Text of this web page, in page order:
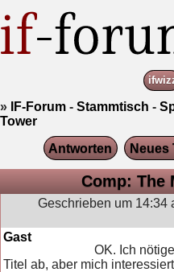
» IF-Forum - Stammtisch -
Tower
Antworten
Neues
Comp: The
Geschrieben um 14:34
Gast
OK. Ich
Titel ab, aber mich